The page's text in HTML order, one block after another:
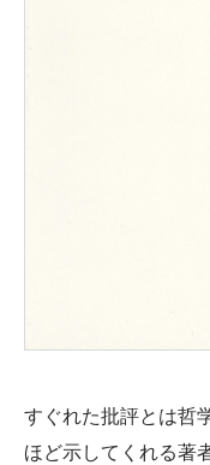
すぐれた批評とは哲
ほど示してくれる著